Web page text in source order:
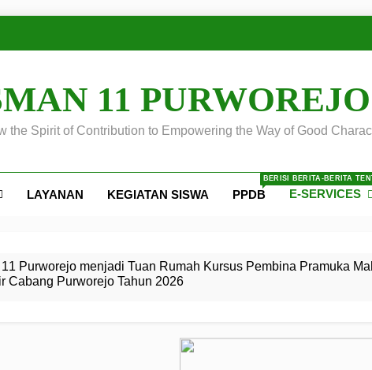
11 PURWOREJO
the Spirit of Contribution to Empowering the Way of Good
LAYANAN KEGIATAN SISWA PPDB
BERISI BERITA-BERITA
E-SERVICES
Purworejo menjadi Tuan Rumah Kursus Pembina Pramuka
Cabang Purworejo Tahun 2026
Calon Dewan Ambalan SMA Negeri 11 Purworejo:
Tingkat
Gugus Depan
di LKBB
oleh Pasukan Khusus
11
Negeri 11 Purworejo
menjadi lokasi pelaksanaan